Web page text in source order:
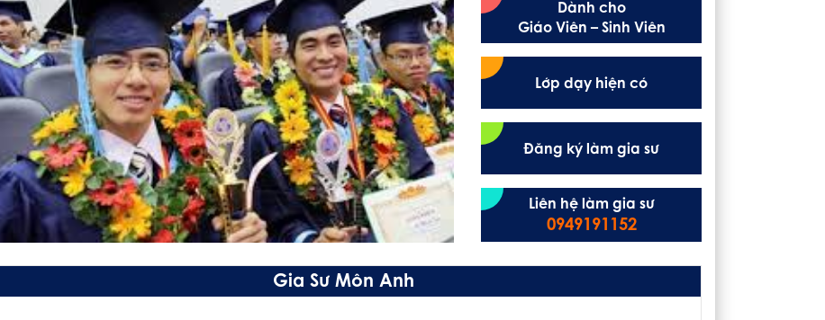
Dành cho
Giáo Viên – Sinh Viên
Lớp dạy hiện có
Đăng ký làm gia sư
Liên hệ làm gia sư
0949191152
Gia Sư Môn Anh